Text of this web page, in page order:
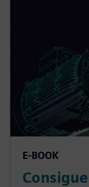
E-BOOK